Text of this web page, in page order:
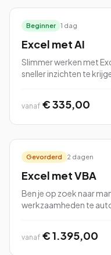
Beginner 1 dag
Excel met AI
Slimmer werken met
sneller inzichten te
vanaf € 335,00
Gevorderd 2 dagen
Excel met VBA
Ben je op zoek naar
werkzaamheden te
vanaf € 1.395,00